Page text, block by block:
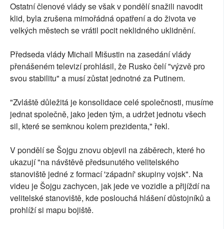
Ostatní členové vlády se však v pondělí snažili navodit
klid, byla zrušena mimořádná opatření a do života ve
velkých městech se vrátil pocit neklidného uklidnění.
Předseda vlády Michail Mišustin na zasedání vlády
přenášeném televizí prohlásil, že Rusko čelí "výzvě pro
svou stabilitu" a musí zůstat jednotné za Putinem.
"Zvláště důležitá je konsolidace celé společnosti, musíme
jednat společně, jako jeden tým, a udržet jednotu všech
sil, které se semknou kolem prezidenta," řekl.
V pondělí se Šojgu znovu objevil na záběrech, které ho
ukazují "na návštěvě předsunutého velitelského
stanoviště jedné z formací 'západní' skupiny vojsk". Na
videu je Šojgu zachycen, jak jede ve vozidle a přijíždí na
velitelské stanoviště, kde poslouchá hlášení důstojníků a
prohlíží si mapu bojiště.